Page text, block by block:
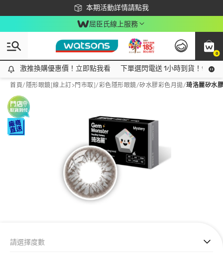
本期活動詳情請點我
下載app最高回饋$350
屈臣氏線上服務
0
激推換購優惠價！立即點我看
激推換購優惠價！立即點我看 下單選閃電送 1小時到貨！領神
首頁/ 隱形眼鏡[線上訂>門市取]/彩色隱形眼鏡/矽水膠彩色月拋/琦洛麗矽水
請選擇度數